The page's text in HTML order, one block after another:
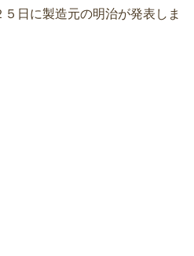
日に製造元の明治が発表しま